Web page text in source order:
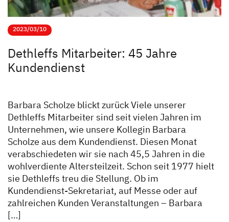
2023/03/10
Dethleffs Mitarbeiter: 45 Jahre
Kundendienst
Barbara Scholze blickt zurück Viele unserer
Dethleffs Mitarbeiter sind seit vielen Jahren im
Unternehmen, wie unsere Kollegin Barbara
Scholze aus dem Kundendienst. Diesen Monat
verabschiedeten wir sie nach 45,5 Jahren in die
wohlverdiente Altersteilzeit. Schon seit 1977 hielt
sie Dethleffs treu die Stellung. Ob im
Kundendienst-Sekretariat, auf Messe oder auf
zahlreichen Kunden Veranstaltungen – Barbara
[…]